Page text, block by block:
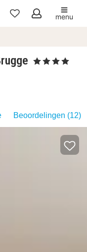
Mijn
menu
, 4 Sterren
Beoordelingen (12)